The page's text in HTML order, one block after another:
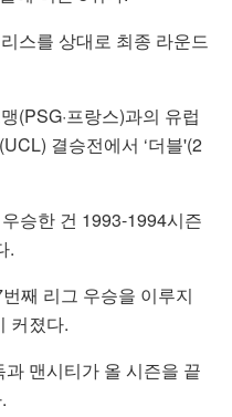
스를 상대로 최종 라운드
(PSG·프랑스)과의 유럽
결승전에서 ‘더블'(2
승한 건 1993-1994시즌
.
째 리그 우승을 이루지
커졌다.
맨시티가 올 시즌을 끝